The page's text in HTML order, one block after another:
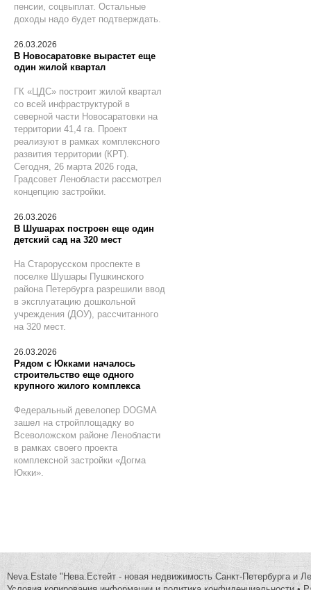
пенсии, соцвыплат. Остальные
доходы надо будет подтверждать.
26.03.2026
В Новосаратовке вырастет еще
один жилой квартал
ГК «ЦДС» построит жилой квартал
со всей инфраструктурой в
северной части Новосаратовки на
территории 41,4 га. Проект
реализуют в рамках комплексного
развития территории (КРТ).
Сегодня, 26 марта 2026 года,
Градсовет Ленобласти рассмотрел
концепцию застройки.
26.03.2026
В Шушарах построен еще один
детский сад на 320 мест
На Старорусском проспекте в
поселке Шушары Пушкинского
района Петербурга разрешили ввод
в эксплуатацию дошкольной
учреждения (ДОУ), рассчитанного
на 320 мест.
26.03.2026
Рядом с Юкками началось
строительство еще одного
крупного жилого комплекса
Федеральный девелопер DOGMA
зашел на стройплощадку во
Всеволожском районе Ленобласти
в рамках своего проекта
комплексной застройки «Догма
Юкки».
Neva.Estate "Нева.Естейт - новая недвижимость Санкт-Петербурга и